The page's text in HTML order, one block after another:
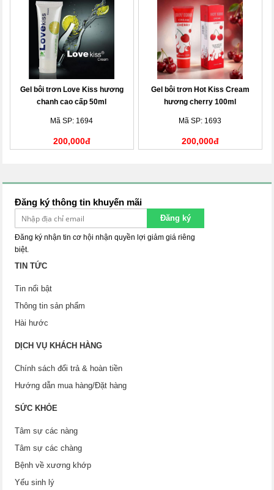
Gel bôi trơn Love Kiss hương
chanh cao cấp 50ml
Mã SP: 1694
200,000đ
Gel bôi trơn Hot Kiss Cream
hương cherry 100ml
Mã SP: 1693
200,000đ
Đăng ký thông tin khuyến mãi
Đăng ký
Đăng ký nhận tin cơ hội nhận quyền lợi giảm giá riêng
biệt.
TIN TỨC
Tin nổi bật
Thông tin sản phẩm
Hài hước
DỊCH VỤ KHÁCH HÀNG
Chính sách đổi trả & hoàn tiền
Hướng dẫn mua hàng/Đặt hàng
SỨC KHỎE
Tâm sự các nàng
Tâm sự các chàng
Bệnh về xương khớp
Yếu sinh lý